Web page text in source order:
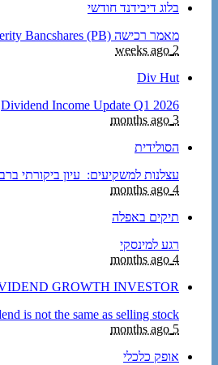
בלוג דיבידנד חודשי
מאמר רכישה Prosperity Bancshares (PB)
2 weeks ago
Div Hut
Dividend Income Update Q1 2026
3 months ago
הסולידית
עצלנות למשקיעים: עיון ביקורתי
4 months ago
תיקים באפלה
רגע למינסקי
4 months ago
GROWTH INVESTOR
is not the same as selling stock
5 months ago
אופק כלכלי